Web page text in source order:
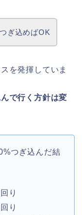
ぎ込めばOK
を発揮していま
で行く方針は変
つぎ込んだ結
り
り